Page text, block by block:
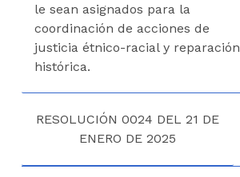
le sean asignados para la
coordinación de acciones de
justicia étnico-racial y reparación
histórica.
RESOLUCIÓN 0024 DEL 21 DE
ENERO DE 2025